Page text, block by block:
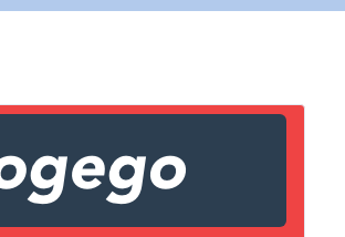
(sera inclus dans courriel)